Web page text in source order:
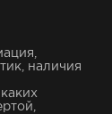
наличия